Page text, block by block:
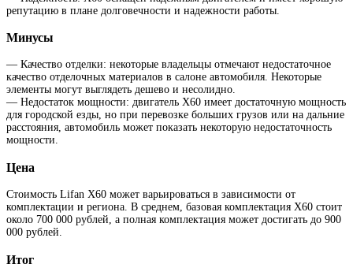
репутацию в плане долговечности и надежности работы.
Минусы
— Качество отделки: некоторые владельцы отмечают недостаточное
качество отделочных материалов в салоне автомобиля. Некоторые
элементы могут выглядеть дешево и несолидно.
— Недостаток мощности: двигатель X60 имеет достаточную мощность
для городской езды, но при перевозке больших грузов или на дальние
расстояния, автомобиль может показать некоторую недостаточность
мощности.
Цена
Стоимость Lifan X60 может варьироваться в зависимости от
комплектации и региона. В среднем, базовая комплектация X60 стоит
около 700 000 рублей, а полная комплектация может достигать до 900
000 рублей.
Итог